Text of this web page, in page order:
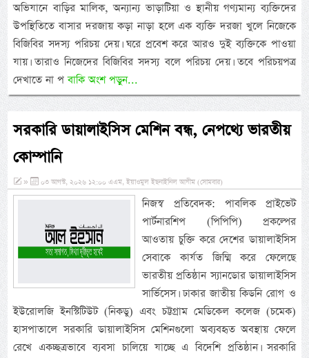
অভিযানে বাড়ির মালিক, অন্যান্য ভাড়াটিয়া ও স্থানীয় গণ্যমান্য ব্যক্তিদের
উপস্থিতিতে বাসার দরজায় কড়া নাড়া হলে এক ব্যক্তি দরজা খুলে নিজেকে
বিজিবির সদস্য পরিচয় দেয়। ঘরে প্রবেশ করে আরও দুই ব্যক্তিকে পাওয়া
যায়। তারাও নিজেদের বিজিবির সদস্য বলে পরিচয় দেয়। তবে পরিচয়পত্র
দেখাতে না পবাকি অংশ পড়ুন...
সরকারি ডায়ালাইসিস মেশিন বন্ধ, নেপথ্যে ভারতীয়
কোম্পানি
» ০৩ আগস্ট, ২০২৬ ১২:০০ এএম, ইয়াওমুল ইছনাইনিল আযীম (সোমবার)
নিজস্ব প্রতিবেদক: পাবলিক প্রাইভেট
পার্টনারশিপ (পিপিপি) প্রকল্পের
আওতায় চুক্তি করে দেশের ডায়ালাইসিস
সেবাকে কার্যত জিম্মি করে ফেলেছে
ভারতীয় প্রতিষ্ঠান স্যানডোর ডায়ালাইসিস
সার্ভিসেস। ঢাকার জাতীয় কিডনি রোগ ও
ইউরোলজি ইনস্টিটিউট (নিকডু) এবং চট্টগ্রাম মেডিকেল কলেজ (চমেক)
হাসপাতালে সরকারি ডায়ালাইসিস মেশিনগুলো অব্যবহৃত অবস্থায় ফেলে
রেখে একচ্ছত্রভাবে ব্যবসা চালিয়ে যাচ্ছে এ বিদেশি প্রতিষ্ঠান। সরকারি